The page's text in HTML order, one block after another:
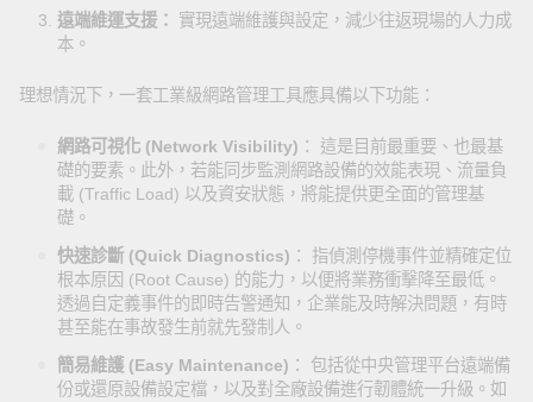
遠端維運支援：
實現遠端維護與設定，減少往返現場的人力成
本。
理想情況下，一套工業級網路管理工具應具備以下功能：
網路可視化 (Network Visibility) ： 這是目前最重要、也最基
礎的要素。此外，若能同步監測網路設備的效能表現、流量負
載 (Traffic Load) 以及資安狀態，將能提供更全面的管理基
礎。
快速診斷 (Quick Diagnostics) ： 指偵測停機事件並精確定位
根本原因 (Root Cause) 的能力，以便將業務衝擊降至最低。
透過自定義事件的即時告警通知，企業能及時解決問題，有時
甚至能在事故發生前就先發制人。
簡易維護 (Easy Maintenance) ： 包括從中央管理平台遠端備
份或還原設備設定檔，以及對全廠設備進行韌體統一升級。如